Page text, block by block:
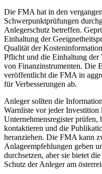
Die FMA hat in den
Schwerpunktprüfungen
Anlegerschutz betreffen.
Einhaltung der
Qualität der
Pflicht und die Einhaltung der
von Finanzinstrumenten. Die
veröffentlicht die FMA in
für Verbesserungen ab.
Anleger sollten die
Warnliste vor jeder
Unternehmensregister
kontaktieren und die
heranziehen. Die FMA kann
Anlageempfehlungen geben
durchsetzen, aber sie bietet
Schutz der Anleger am